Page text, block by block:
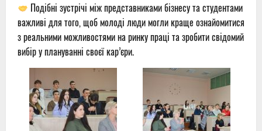
Подібні зустрічі між представниками бізнесу та студентами
важливі для того, щоб молоді люди могли краще ознайомитися
з реальними можливостями на ринку праці та зробити свідомий
вибір у плануванні своєї кар’єри.